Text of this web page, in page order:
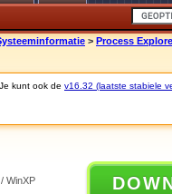
> Process
kunt ook de v16.32 (laatste stabiele
WinXP